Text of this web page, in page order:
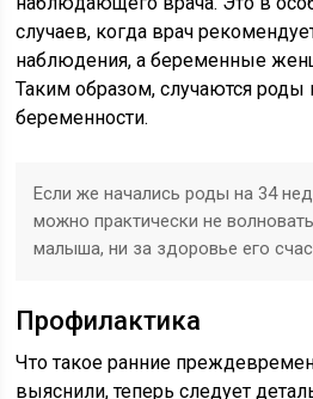
случаев, когда врач
наблюдения, а беременные
Таким образом, случаются роды
беременности.
Если же начались роды на 34
можно практически не
малыша, ни за здоровье его
Профилактика
Что такое ранние
выяснили, теперь следует